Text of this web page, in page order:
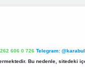
606 0 726 Telegram: @karabul
Bu nedenle, sitedeki